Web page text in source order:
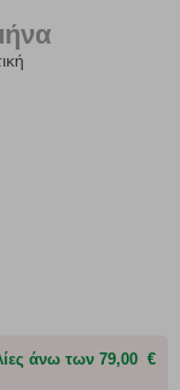
άνω των 79,00 €